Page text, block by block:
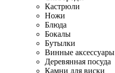
Кастрюли
Ножи
Блюда
Бокалы
Бутылки
Винные аксессуары
Деревянная посуда
Камни для виски